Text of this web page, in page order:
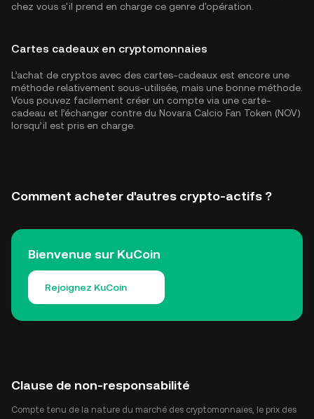
chez vous s'il prend en charge ce genre d'opération.
Cartes cadeaux en cryptomonnaies
L’achat de cryptos avec des cartes-cadeaux est encore une
méthode relativement sous-utilisée, mais une bonne méthode.
Vous pouvez facilement créer un compte via une carte-
cadeau et l’échanger contre du Novara Calcio Fan Token (NOV)
lorsqu’il est pris en charge.
Comment acheter d'autres crypto-actifs ?
Bienvenue sur KuCoin
Rejoignez KuCoin
Clause de non-responsabilité
Compte tenu de la nature du marché des cryptomonnaies, le prix des